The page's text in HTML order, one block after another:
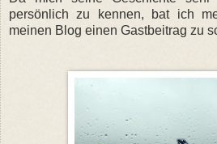
persönlich zu kennen, bat ich
meinen Blog einen Gastbeitrag zu